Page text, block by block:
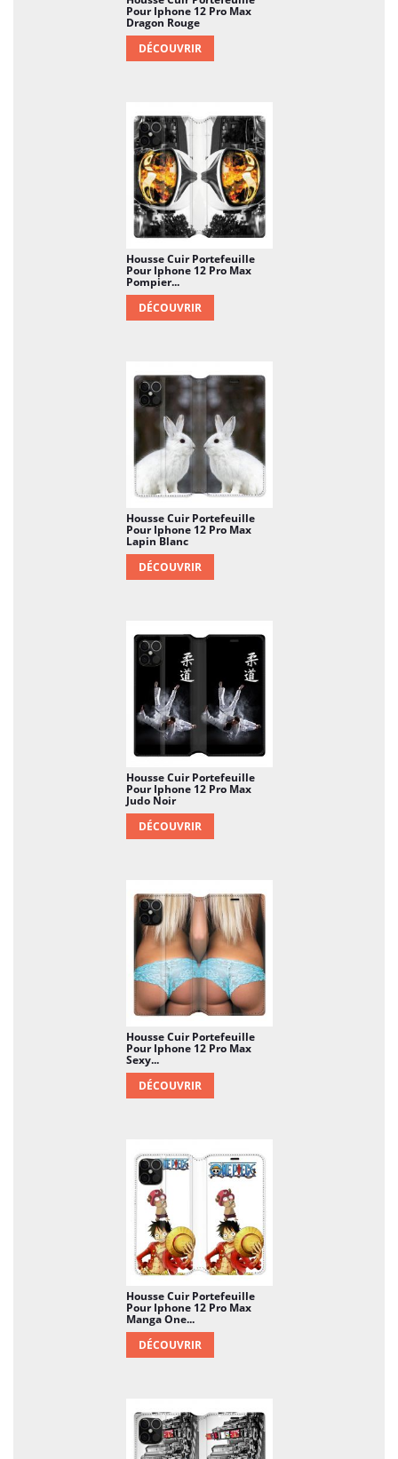
Pour Iphone 12 Pro Max
Dragon Rouge
DÉCOUVRIR
Housse Cuir Portefeuille
Pour Iphone 12 Pro Max
Pompier...
DÉCOUVRIR
Housse Cuir Portefeuille
Pour Iphone 12 Pro Max
Lapin Blanc
DÉCOUVRIR
Housse Cuir Portefeuille
Pour Iphone 12 Pro Max
Judo Noir
DÉCOUVRIR
Housse Cuir Portefeuille
Pour Iphone 12 Pro Max
Sexy...
DÉCOUVRIR
Housse Cuir Portefeuille
Pour Iphone 12 Pro Max
Manga One...
DÉCOUVRIR